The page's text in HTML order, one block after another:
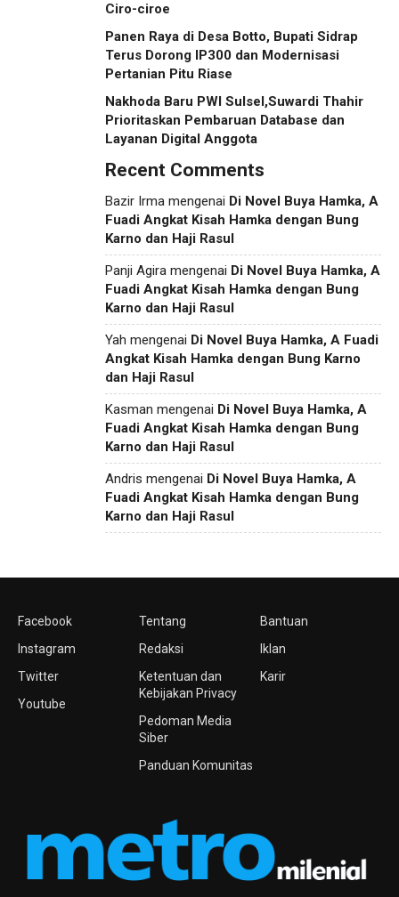
Ciro-ciroe
Panen Raya di Desa Botto, Bupati Sidrap
Terus Dorong IP300 dan Modernisasi
Pertanian Pitu Riase
Nakhoda Baru PWI Sulsel,Suwardi Thahir
Prioritaskan Pembaruan Database dan
Layanan Digital Anggota
Recent Comments
Bazir Irma mengenai Di Novel Buya Hamka, A
Fuadi Angkat Kisah Hamka dengan Bung
Karno dan Haji Rasul
Panji Agira mengenai Di Novel Buya Hamka, A
Fuadi Angkat Kisah Hamka dengan Bung
Karno dan Haji Rasul
Yah mengenai Di Novel Buya Hamka, A Fuadi
Angkat Kisah Hamka dengan Bung Karno
dan Haji Rasul
Kasman mengenai Di Novel Buya Hamka, A
Fuadi Angkat Kisah Hamka dengan Bung
Karno dan Haji Rasul
Andris mengenai Di Novel Buya Hamka, A
Fuadi Angkat Kisah Hamka dengan Bung
Karno dan Haji Rasul
Facebook
Instagram
Twitter
Youtube
Tentang
Redaksi
Ketentuan dan
Kebijakan Privacy
Pedoman Media
Siber
Panduan Komunitas
Bantuan
Iklan
Karir